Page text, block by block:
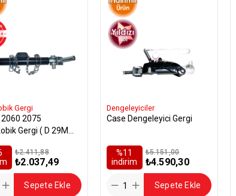
Gergi
2075
Gergi ( D 29Mm )
₺2.037,49
₺2.411,88
Sepete Ekle
Dengeleyiciler
Case Dengeleyici Gergi
%11
i̇ndirim
₺4.590,30
₺5.151,00
Sepete Ekle